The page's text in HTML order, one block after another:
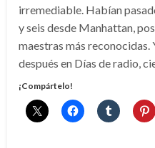
irremediable. Habían
y seis desde Manhattan,
maestras más reconocidas.
después en Días de radio,
¡Compártelo!